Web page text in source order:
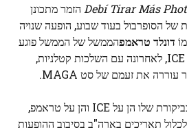
Debí Tirar Más הזמר מתכונן
הסופרבול בעוד שבוע, הופעה שנויה
דונלד טראמפהממשל של הממשל פוגע
בהגירה ומגביר את פעילות ICE, לאחרונה עם השלכות קטלניות,
Bad Bunny היה קולני בביקורת שלו הן על ICE והן על טראמפ,
תאריכים בארה"ב בסיבוב ההופעות